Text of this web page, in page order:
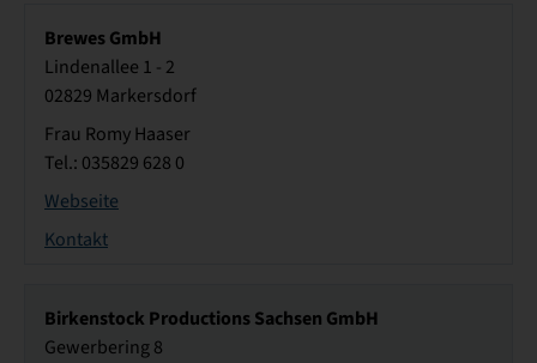
Brewes GmbH
Lindenallee 1 - 2
02829 Markersdorf
Frau Romy Haaser
Tel.: 035829 628 0
Webseite
Kontakt
Birkenstock Productions Sachsen GmbH
Gewerbering 8